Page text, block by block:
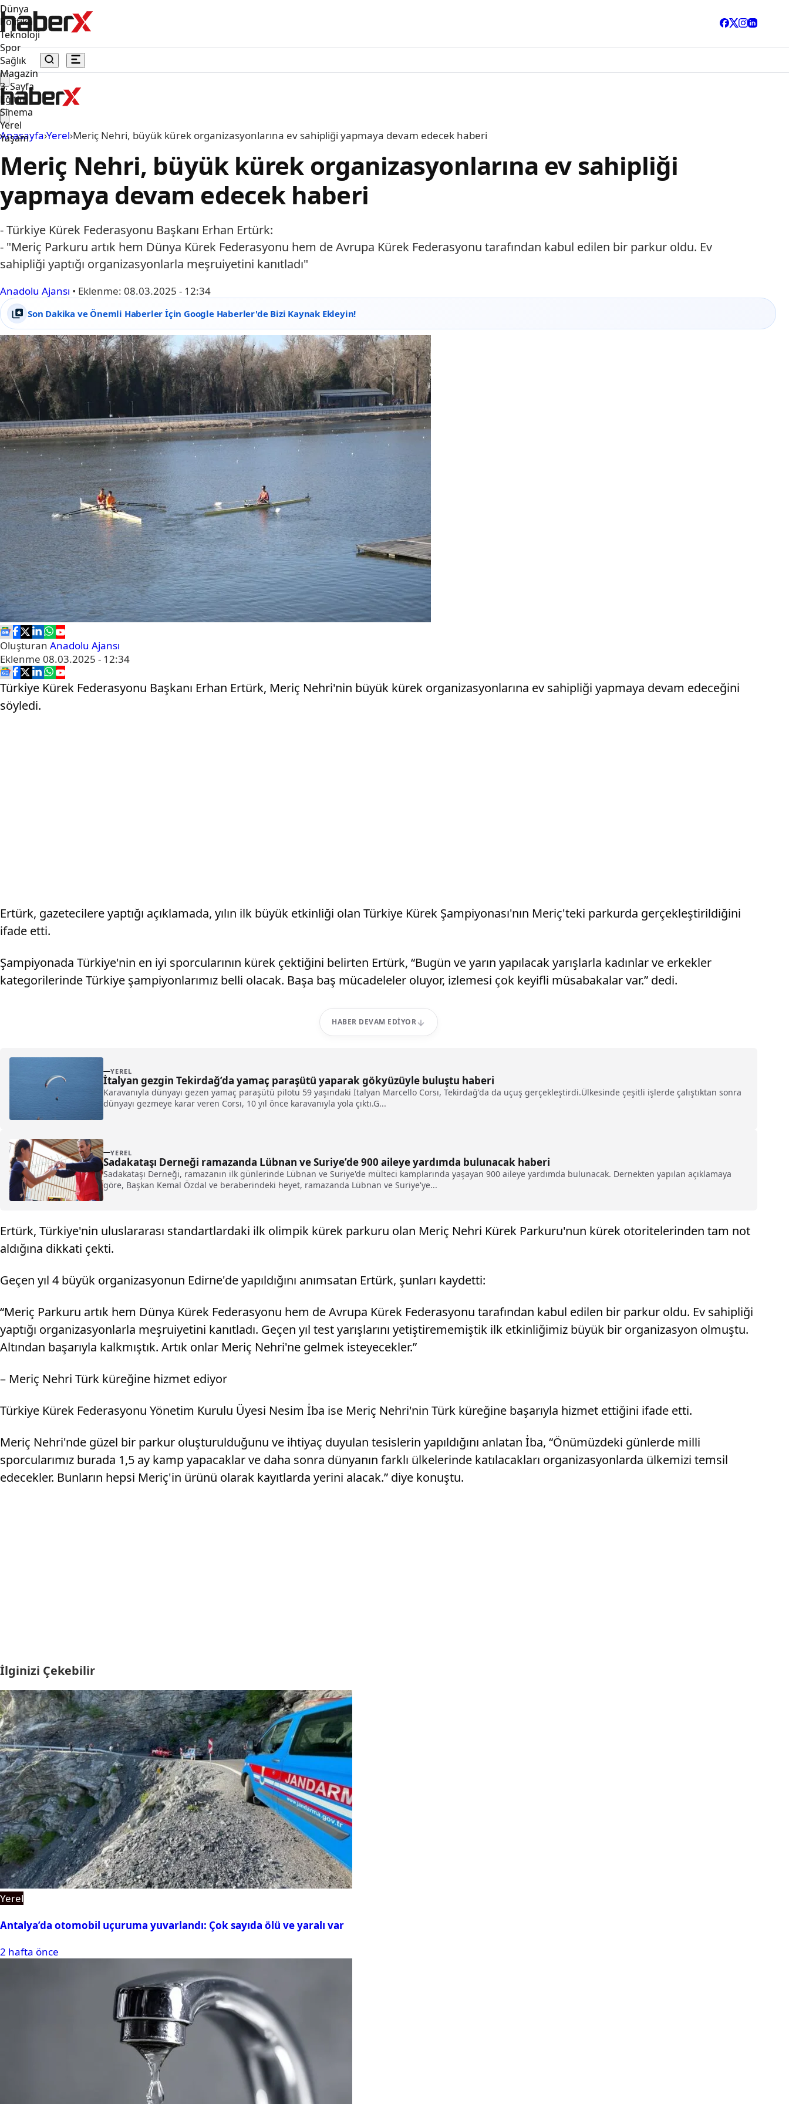
Dünya
Politika
Teknoloji
Spor
Sağlık
Magazin
3. Sayfa
Eğitim
Sinema
Yerel
Yaşam
Anasayfa›Yerel›Meriç Nehri, büyük kürek organizasyonlarına ev sahipliği yapmaya devam edecek haberi
Meriç Nehri, büyük kürek organizasyonlarına ev sahipliği
yapmaya devam edecek haberi
- Türkiye Kürek Federasyonu Başkanı Erhan Ertürk:
- "Meriç Parkuru artık hem Dünya Kürek Federasyonu hem de Avrupa Kürek Federasyonu tarafından kabul edilen bir parkur oldu. Ev
sahipliği yaptığı organizasyonlarla meşruiyetini kanıtladı"
Anadolu Ajansı • Eklenme: 08.03.2025 - 12:34
Son Dakika ve Önemli Haberler İçin Google Haberler'de Bizi Kaynak Ekleyin!
Oluşturan Anadolu Ajansı
Eklenme 08.03.2025 - 12:34
Türkiye Kürek Federasyonu Başkanı Erhan Ertürk, Meriç Nehri'nin büyük kürek organizasyonlarına ev sahipliği yapmaya devam edeceğini
söyledi.
Ertürk, gazetecilere yaptığı açıklamada, yılın ilk büyük etkinliği olan Türkiye Kürek Şampiyonası'nın Meriç'teki parkurda gerçekleştirildiğini
ifade etti.
Şampiyonada Türkiye'nin en iyi sporcularının kürek çektiğini belirten Ertürk, “Bugün ve yarın yapılacak yarışlarla kadınlar ve erkekler
kategorilerinde Türkiye şampiyonlarımız belli olacak. Başa baş mücadeleler oluyor, izlemesi çok keyifli müsabakalar var.” dedi.
HABER DEVAM EDIYOR
YEREL
İtalyan gezgin Tekirdağ’da yamaç paraşütü yaparak gökyüzüyle buluştu haberi
Karavanıyla dünyayı gezen yamaç paraşütü pilotu 59 yaşındaki İtalyan Marcello Corsı, Tekirdağ'da da uçuş gerçekleştirdi.Ülkesinde çeşitli işlerde çalıştıktan sonra
dünyayı gezmeye karar veren Corsı, 10 yıl önce karavanıyla yola çıktı.G...
YEREL
Sadakataşı Derneği ramazanda Lübnan ve Suriye’de 900 aileye yardımda bulunacak haberi
Sadakataşı Derneği, ramazanın ilk günlerinde Lübnan ve Suriye'de mülteci kamplarında yaşayan 900 aileye yardımda bulunacak. Dernekten yapılan açıklamaya
göre, Başkan Kemal Özdal ve beraberindeki heyet, ramazanda Lübnan ve Suriye'ye...
Ertürk, Türkiye'nin uluslararası standartlardaki ilk olimpik kürek parkuru olan Meriç Nehri Kürek Parkuru'nun kürek otoritelerinden tam not
aldığına dikkati çekti.
Geçen yıl 4 büyük organizasyonun Edirne'de yapıldığını anımsatan Ertürk, şunları kaydetti:
“Meriç Parkuru artık hem Dünya Kürek Federasyonu hem de Avrupa Kürek Federasyonu tarafından kabul edilen bir parkur oldu. Ev sahipliği
yaptığı organizasyonlarla meşruiyetini kanıtladı. Geçen yıl test yarışlarını yetiştirememiştik ilk etkinliğimiz büyük bir organizasyon olmuştu.
Altından başarıyla kalkmıştık. Artık onlar Meriç Nehri'ne gelmek isteyecekler.”
– Meriç Nehri Türk küreğine hizmet ediyor
Türkiye Kürek Federasyonu Yönetim Kurulu Üyesi Nesim İba ise Meriç Nehri'nin Türk küreğine başarıyla hizmet ettiğini ifade etti.
Meriç Nehri'nde güzel bir parkur oluşturulduğunu ve ihtiyaç duyulan tesislerin yapıldığını anlatan İba, “Önümüzdeki günlerde milli
sporcularımız burada 1,5 ay kamp yapacaklar ve daha sonra dünyanın farklı ülkelerinde katılacakları organizasyonlarda ülkemizi temsil
edecekler. Bunların hepsi Meriç'in ürünü olarak kayıtlarda yerini alacak.” diye konuştu.
İlginizi Çekebilir
Yerel
Antalya’da otomobil uçuruma yuvarlandı: Çok sayıda ölü ve yaralı var
2 hafta önce